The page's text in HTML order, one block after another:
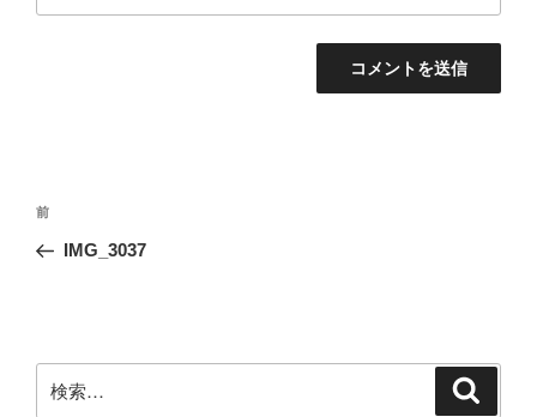
投
ナ
ー
シ
前
の
前
IMG_3037
索: